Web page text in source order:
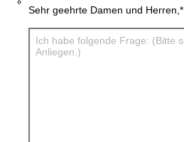
Sehr geehrte Damen und Herren,*